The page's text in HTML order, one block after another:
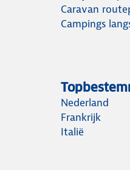
Caravan
Campings
Nederland
Frankrijk
Italië